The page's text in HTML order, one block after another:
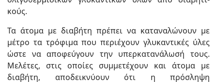
κούς.
Τα άτομα με διαβήτη πρέπει να καταναλώνουν με
μέτρο τα τρόφιμα που περιέχουν γλυκαντικές ύλες
ώστε να αποφεύγουν την υπερκατανάλωσή τους.
Μελέτες, στις οποίες συμμετέχουν και άτομα με
διαβήτη, αποδεικνύουν ότι η πρόσλη­ψη